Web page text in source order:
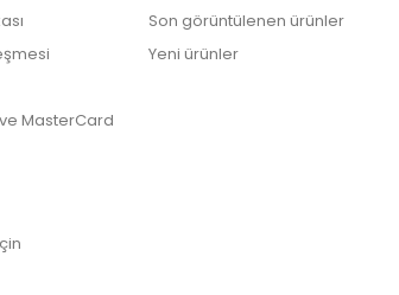
MasterCard
Son görüntülenen ürünler
Yeni ürünler